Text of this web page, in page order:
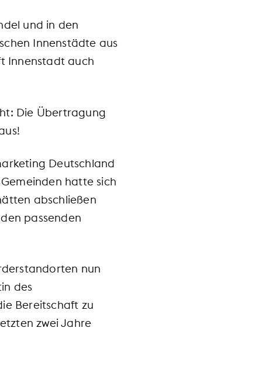
und in den
Innenstädte aus
Innenstadt auch
Die Übertragung
Deutschland
hatte sich
abschließen
passenden
nun
des
Bereitschaft zu
zwei Jahre